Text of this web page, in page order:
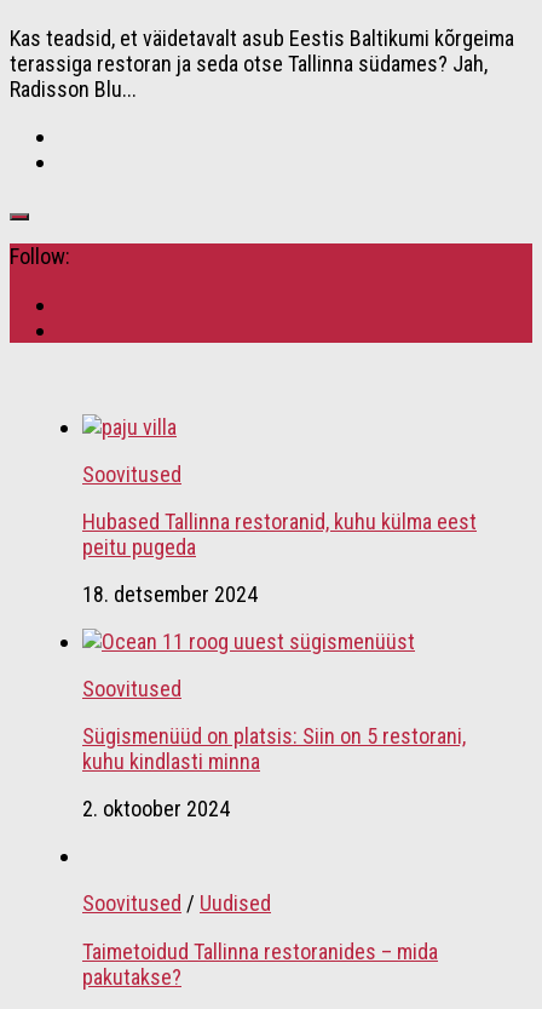
Kas teadsid, et väidetavalt asub Eestis Baltikumi kõrgeima
terassiga restoran ja seda otse Tallinna südames? Jah,
Radisson Blu...
Follow:
Soovitused
Hubased Tallinna restoranid, kuhu külma eest
peitu pugeda
18. detsember 2024
Soovitused
Sügismenüüd on platsis: Siin on 5 restorani,
kuhu kindlasti minna
2. oktoober 2024
Soovitused / Uudised
Taimetoidud Tallinna restoranides – mida
pakutakse?